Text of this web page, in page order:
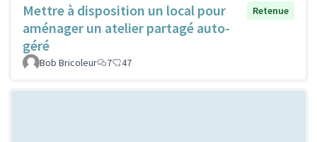
Mettre à disposition un local pour
aménager un atelier partagé auto-
géré
Retenue
Bob Bricoleur 7 47